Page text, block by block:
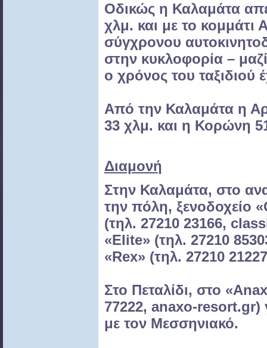
Οδικώς η Καλαμάτα
χλμ. και με το κομμάτι
σύγχρονου
στην κυκλοφορία –
ο χρόνος του ταξιδιού
Από την Καλαμάτα η
33 χλμ. και η Κορώνη
Διαμονή
Στην Καλαμάτα, στο
την πόλη, ξενοδοχείο
(τηλ. 27210 23166,
«Elite» (τηλ. 27210
«Rex» (τηλ. 27210
Στο Πεταλίδι, στο
77222, anaxo-resort.gr)
με τον Μεσσηνιακό.